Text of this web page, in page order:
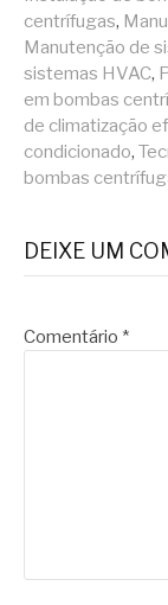
centrífugas,
Manutenção de
sistemas HVAC,
em bombas
de climatização
condicionado,
bombas
DEIXE UM
Comentário *